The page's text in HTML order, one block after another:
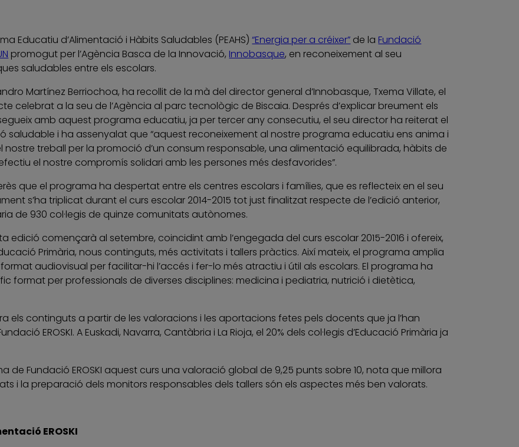
Educatiu d’Alimentació i Hàbits Saludables (PEAHS)“Energia per a créixer” de la Fundació
promogut per l’Agència Basca de la Innovació, Innobasque, en reconeixement al seu
saludables entre els escolars.
Martínez Berriochoa, ha recollit de la mà del director general d’Innobasque, Txema Villate, el
celebrat a la seu de l’Agència al parc tecnològic de Biscaia. Després d’explicar breument els
amb aquest programa educatiu, ja per tercer any consecutiu, el seu director ha reiterat el
saludable i ha assenyalat que “aquest reconeixement al nostre programa educatiu ens anima i
treball per la promoció d’un consum responsable, una alimentació equilibrada, hàbits de
el nostre compromís solidari amb les persones més desfavorides”.
que el programa ha despertat entre els centres escolars i famílies, que es reflecteix en el seu
s’ha triplicat durant el curs escolar 2014-2015 tot just finalitzat respecte de l’edició anterior,
de 930 col·legis de quinze comunitats autònomes.
començarà al setembre, coincidint amb l’engegada del curs escolar 2015-2016 i ofereix,
Primària, nous continguts, més activitats i tallers pràctics. Així mateix, el programa amplia
audiovisual per facilitar-hi l’accés i fer-lo més atractiu i útil als escolars. El programa ha
format per professionals de diverses disciplines: medicina i pediatria, nutrició i dietètica,
els continguts a partir de les valoracions i les aportacions fetes pels docents que ja l’han
EROSKI. A Euskadi, Navarra, Cantàbria i La Rioja, el 20% dels col·legis d’Educació Primària ja
de Fundació EROSKI aquest curs una valoració global de 9,25 punts sobre 10, nota que millora
i la preparació dels monitors responsables dels tallers són els aspectes més ben valorats.
EROSKI